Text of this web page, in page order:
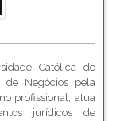
médicos de
Católica do
de Negócios pela
profissional, atua
jurídicos de